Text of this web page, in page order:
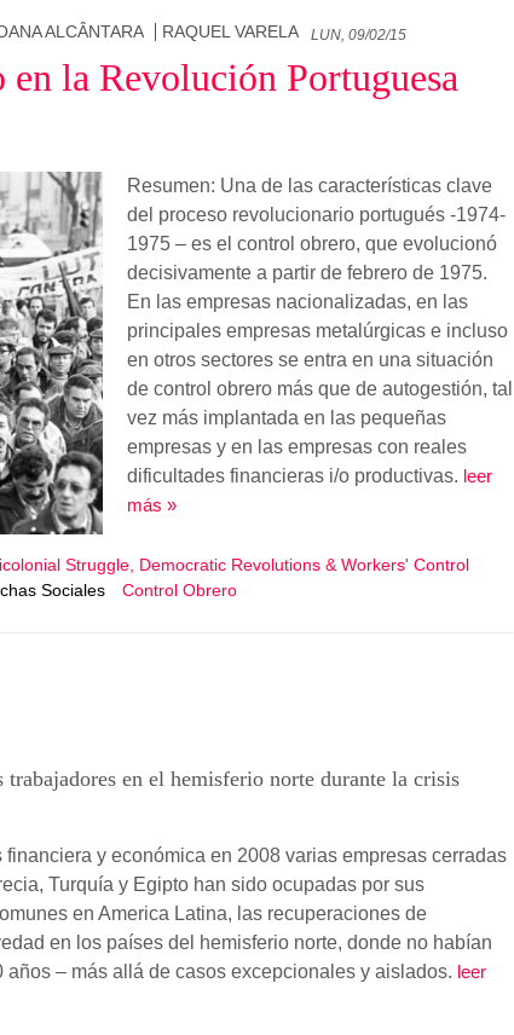
ALCÂNTARA RAQUEL VARELA LUN, 09/02/15
la Revolución Portuguesa
Resumen: Una de las características clave
del proceso revolucionario portugués -1974-
1975 – es el control obrero, que evolucionó
decisivamente a partir de febrero de 1975.
En las empresas nacionalizadas, en las
principales empresas metalúrgicas e incluso
en otros sectores se entra en una situación
de control obrero más que de autogestión, tal
vez más implantada en las pequeñas
empresas y en las empresas con reales
dificultades financieras i/o productivas. leer
más »
Struggle, Democratic Revolutions & Workers' Control
Sociales Control Obrero
trabajadores en el hemisferio norte durante la crisis
y económica en 2008 varias empresas cerradas
Turquía y Egipto han sido ocupadas por sus
en America Latina, las recuperaciones de
en los países del hemisferio norte, donde no habían
– más allá de casos excepcionales y aislados. leer